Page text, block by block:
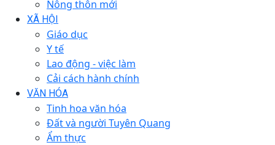
Nông thôn mới
XÃ HỘI
Giáo dục
Y tế
Lao động - việc làm
Cải cách hành chính
VĂN HÓA
Tinh hoa văn hóa
Đất và người Tuyên Quang
Ẩm thực